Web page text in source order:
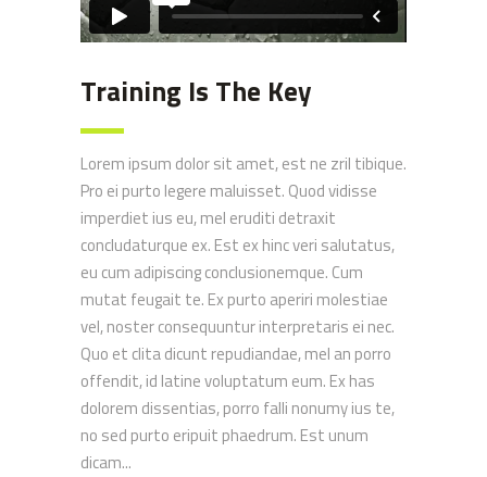
Training Is The Key
Lorem ipsum dolor sit amet, est ne zril tibique.
Pro ei purto legere maluisset. Quod vidisse
imperdiet ius eu, mel eruditi detraxit
concludaturque ex. Est ex hinc veri salutatus,
eu cum adipiscing conclusionemque. Cum
mutat feugait te. Ex purto aperiri molestiae
vel, noster consequuntur interpretaris ei nec.
Quo et clita dicunt repudiandae, mel an porro
offendit, id latine voluptatum eum. Ex has
dolorem dissentias, porro falli nonumy ius te,
no sed purto eripuit phaedrum. Est unum
dicam...